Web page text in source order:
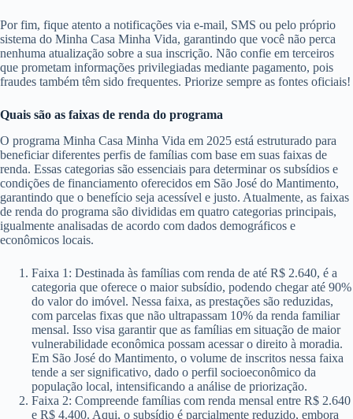
Por fim, fique atento a notificações via e-mail, SMS ou pelo próprio
sistema do Minha Casa Minha Vida, garantindo que você não perca
nenhuma atualização sobre a sua inscrição. Não confie em terceiros
que prometam informações privilegiadas mediante pagamento, pois
fraudes também têm sido frequentes. Priorize sempre as fontes oficiais!
Quais são as faixas de renda do programa
O programa Minha Casa Minha Vida em 2025 está estruturado para
beneficiar diferentes perfis de famílias com base em suas faixas de
renda. Essas categorias são essenciais para determinar os subsídios e
condições de financiamento oferecidos em São José do Mantimento,
garantindo que o benefício seja acessível e justo. Atualmente, as faixas
de renda do programa são divididas em quatro categorias principais,
igualmente analisadas de acordo com dados demográficos e
econômicos locais.
Faixa 1: Destinada às famílias com renda de até R$ 2.640, é a
categoria que oferece o maior subsídio, podendo chegar até 90%
do valor do imóvel. Nessa faixa, as prestações são reduzidas,
com parcelas fixas que não ultrapassam 10% da renda familiar
mensal. Isso visa garantir que as famílias em situação de maior
vulnerabilidade econômica possam acessar o direito à moradia.
Em São José do Mantimento, o volume de inscritos nessa faixa
tende a ser significativo, dado o perfil socioeconômico da
população local, intensificando a análise de priorização.
Faixa 2: Compreende famílias com renda mensal entre R$ 2.640
e R$ 4.400. Aqui, o subsídio é parcialmente reduzido, embora